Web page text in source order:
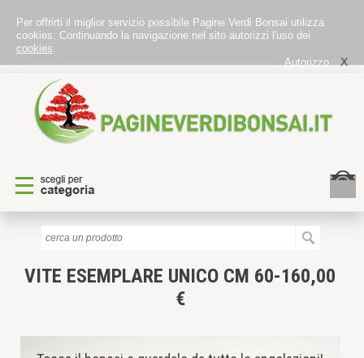
Per offrirti il miglior servizio possibile Pagine Verdi Bonsai utilizza
cookies. Continuando la navigazione nel sito autorizzi l'uso dei
cookies.
Autorizzo
X
VITE ESEMPLARE UNICO CM 60-160,00
€